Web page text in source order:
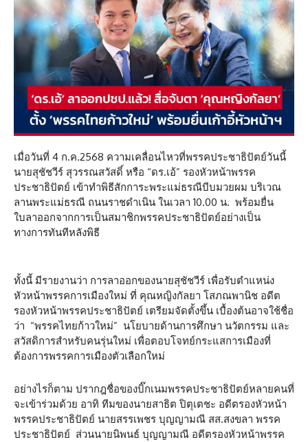
เมื่อวันที่ 4 ก.ค.2568 ความเคลื่อนไหวที่พรรคประชาธิปัตย์วันนี้
นายสุชัชวีร์ สุวรรณสวัสดิ์ หรือ “ดร.เอ้” รองหัวหน้าพรรค
ประชาธิปัตย์ เข้าทำพิธีสักการะพระแม่ธรณีบีบมวยผม บริเวณ
ลานพระแม่ธรณี ถนนราชดำเนิน ในเวลา 10.00 น. พร้อมยื่น
ใบลาออกจากการเป็นสมาชิกพรรคประชาธิปัตย์อย่างเป็น
ทางการทันทีหลังพิธี
ทั้งนี้ มีรายงานว่า การลาออกของนายสุชัชวีร์ เพื่อรับตำแหน่ง
หัวหน้าพรรคการเมืองใหม่ ที่ คุณหญิงกัลยา โสภณพานิช อดีต
รองหัวหน้าพรรคประชาธิปัตย์ เตรียมจัดตั้งขึ้น เบื้องต้นอาจใช้ชื่อ
ว่า “พรรคไทยก้าวใหม่” นโยบายด้านการศึกษา นวัตกรรม และ
สวัสดิการสำหรับคนรุ่นใหม่ เพื่อตอบโจทย์กระแสการเมืองที่
ต้องการพรรคการเมืองตัวเลือกใหม่
อย่างไรก็ตาม ปรากฎชื่อของบิ๊กเนมพรรคประชาธิปัตย์หลายคนที่
จะเข้าร่วมด้วย อาทิ ทีมของนายสาธิต ปิตุเตชะ อดีตรองหัวหน้า
พรรคประชาธิปัตย์ นายสรรเพชร บุญญามณี สส.สงขลา พรรค
ประชาธิปัตย์ ส่วนนายนิพนธ์ บุญญามณี อดีตรองหัวหน้าพรรค